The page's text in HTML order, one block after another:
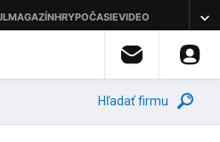
Hľadať firmu